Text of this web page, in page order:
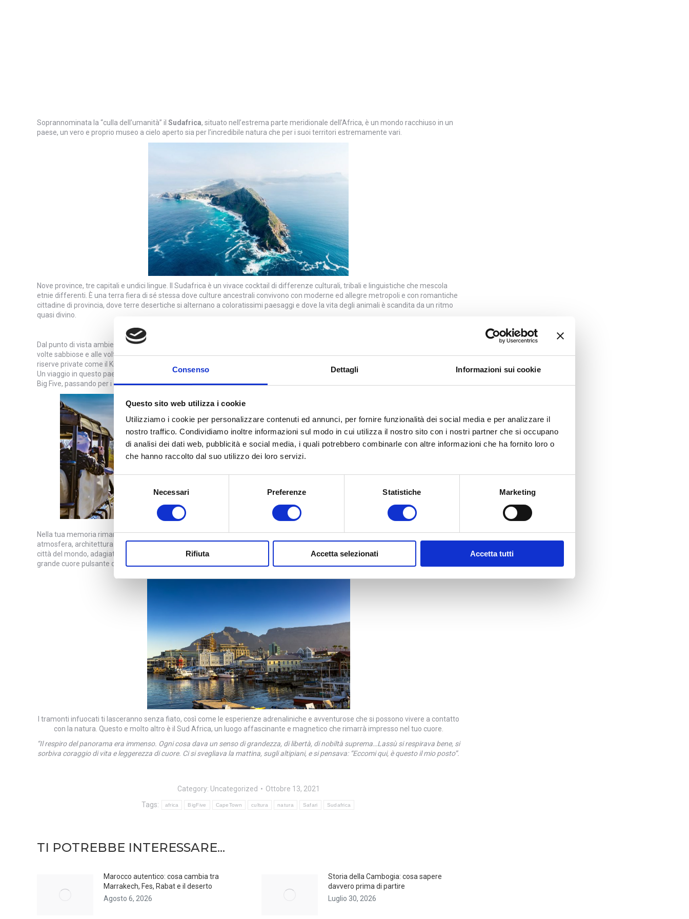
Consenso Dettagli Informazioni sui cookie
Questo sito web utilizza i cookie
Utilizziamo i cookie per personalizzare contenuti ed annunci, per fornire funzionalità dei social media e per analizzare il
nostro traffico. Condividiamo inoltre informazioni sul modo in cui utilizza il nostro sito con i nostri partner che si occupano
di analisi dei dati web, pubblicità e social media, i quali potrebbero combinarle con altre informazioni che ha fornito loro o
che hanno raccolto dal suo utilizzo dei loro servizi.
del
consenso
Necessari Preferenze Statistiche Marketing
Rifiuta Accetta selezionati Accetta tutti
Soprannominata la “culla dell’umanità” il Sudafrica, situato nell’estrema parte meridionale dell’Africa, è un mondo racchiuso in un
paese, un vero e proprio museo a cielo aperto sia per l’incredibile natura che per i suoi territori estremamente vari.
Nove province, tre capitali e undici lingue. Il Sudafrica è un vivace cocktail di differenze culturali, tribali e linguistiche che mescola
etnie differenti. È una terra fiera di sé stessa dove culture ancestrali convivono con moderne ed allegre metropoli e con romantiche
cittadine di provincia, dove terre desertiche si alternano a coloratissimi paesaggi e dove la vita degli animali è scandita da un ritmo
quasi divino.
Qui scoprirai una grande varietà di ambienti, costumi, colori e sensazioni!
Dal punto di vista ambientalistico questo paese offre pianure, monti, fiumi impetuosi, vaste savane che si alternano a coste alle
volte sabbiose e alle volte rocciose offrendo così emozioni ineguagliabili attraverso splendidi safari nei tanti parchi nazionali o nelle
riserve private come il Kruger National Park, il parco più famoso al mondo per l’impressionante varietà di flora e fauna che ospita.
Un viaggio in questo paese consente di spaziare dalle fredde acque abitate dai pinguini del Capo, alla savana popolata dai famosi
Big Five, passando per i deserti e le foreste umide, fino alle aspre scogliere e le montagne.
Nella tua memoria rimarranno impresse anche città modernissime, vibranti di suoni e colori, tutte diverse l’una dall’altra per
atmosfera, architettura e diversità culturale come Città del Capo, la città più turistica e frizzante del Sudafrica e una delle più belle
città del mondo, adagiata ai piedi della Montagna della Tavola o Johannesburg, una città in rapido cambiamento, che costituisce il
grande cuore pulsante del Sudafrica.
I tramonti infuocati ti lasceranno senza fiato, così come le esperienze adrenaliniche e avventurose che si possono vivere a contatto
con la natura. Questo e molto altro è il Sud Africa, un luogo affascinante e magnetico che rimarrà impresso nel tuo cuore.
“Il respiro del panorama era immenso. Ogni cosa dava un senso di grandezza, di libertà, di nobiltà suprema…Lassù si respirava bene, si
sorbiva coraggio di vita e leggerezza di cuore. Ci si svegliava la mattina, sugli altipiani, e si pensava: “Eccomi qui, è questo il mio posto”.
Category: Uncategorized
Ottobre 13, 2021
Tags:
africa BigFive CapeTown cultura natura Safari Sudafrica
TI POTREBBE INTERESSARE...
Marocco autentico: cosa cambia tra
Marrakech, Fes, Rabat e il deserto
Agosto 6, 2026
Storia della Cambogia: cosa sapere
davvero prima di partire
Luglio 30, 2026